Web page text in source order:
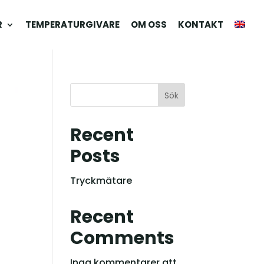
TEMPERATURGIVARE OM OSS KONTAKT
Sök
Recent
Posts
Tryckmätare
Recent
Comments